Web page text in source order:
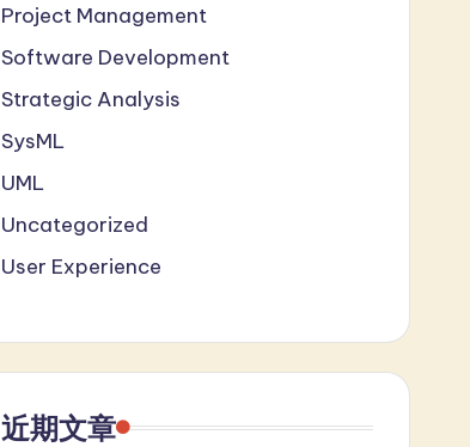
Project Management
Software Development
Strategic Analysis
SysML
UML
Uncategorized
User Experience
近期文章